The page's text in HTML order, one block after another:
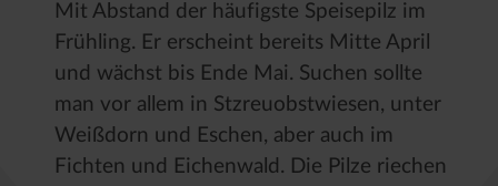
Mit Abstand der häufigste Speisepilz im
Frühling. Er erscheint bereits Mitte April
und wächst bis Ende Mai. Suchen sollte
man vor allem in Stzreuobstwiesen, unter
Weißdorn und Eschen, aber auch im
Fichten und Eichenwald. Die Pilze riechen